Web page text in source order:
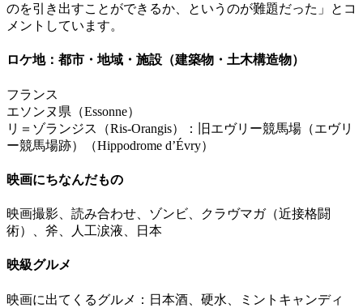
のを引き出すことができるか、というのが難題だった」とコ
メントしています。
ロケ地：都市・地域・施設（建築物・土木構造物）
フランス
エソンヌ県（Essonne）
リ＝ゾランジス（Ris-Orangis）：旧エヴリー競馬場（エヴリ
ー競馬場跡）（Hippodrome d’Évry）
映画にちなんだもの
映画撮影、読み合わせ、ゾンビ、クラヴマガ（近接格闘
術）、斧、人工涙液、日本
映級グルメ
映画に出てくるグルメ：日本酒、硬水、ミントキャンディ